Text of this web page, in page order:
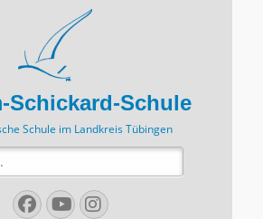
Schickard-Schule
Schule im Landkreis Tübingen
Facebook
YouTube
Instagram